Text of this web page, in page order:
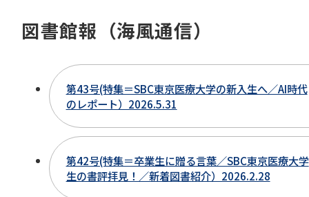
図書館報（海風通信）
第43号(特集＝SBC東京医療大学の新入生へ／AI時代
のレポート）2026.5.31
第42号(特集＝卒業生に贈る言葉／SBC東京医療大学
生の書評拝見！／新着図書紹介）2026.2.28